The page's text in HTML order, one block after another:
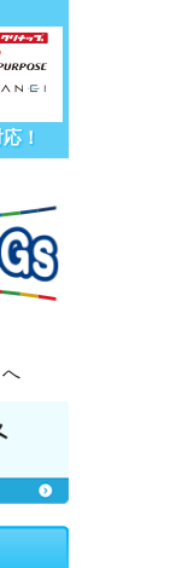
！